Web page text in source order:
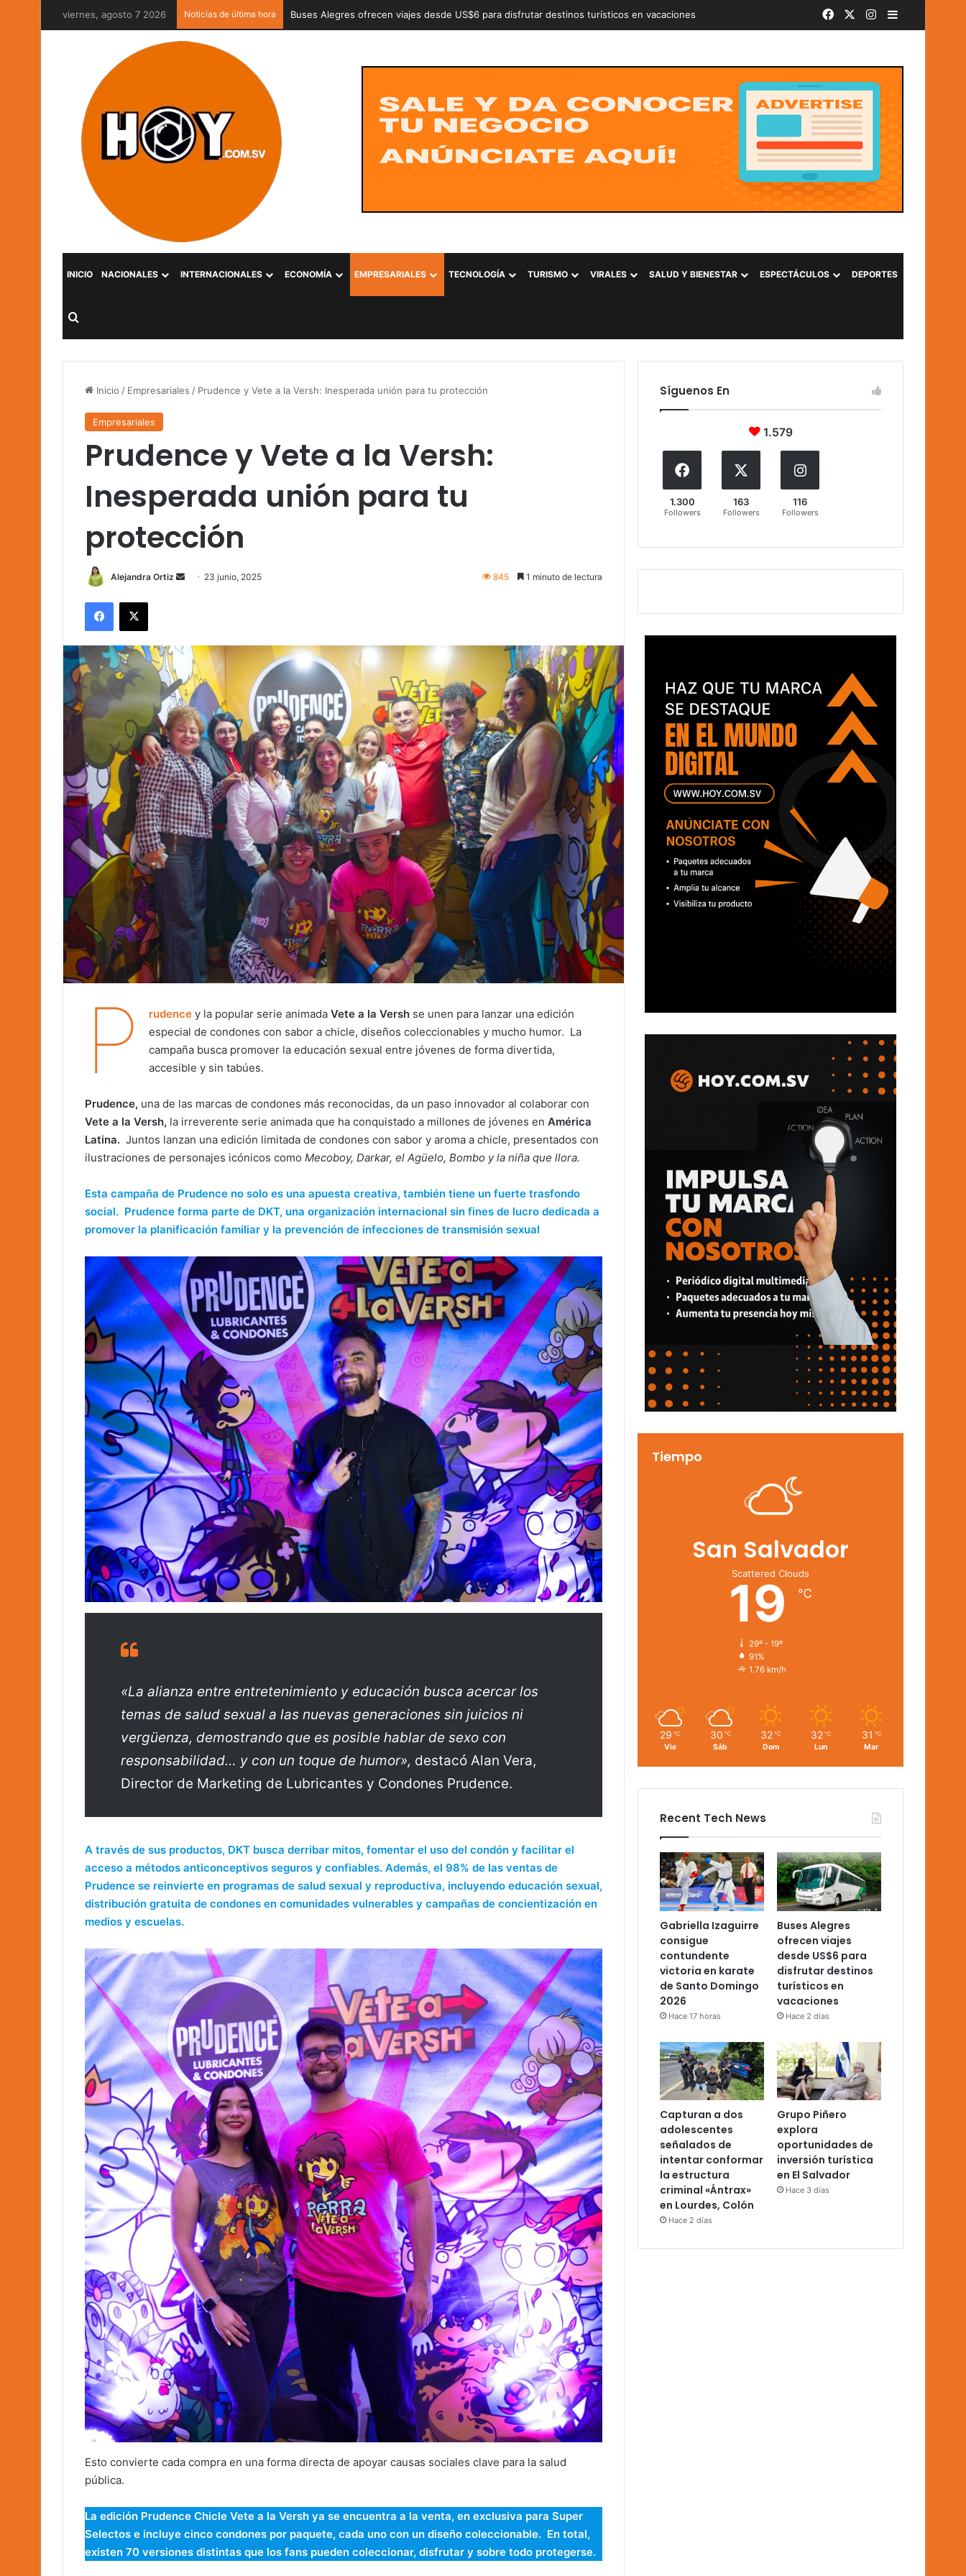
viernes, agosto 7 2026 Noticias de última hora Capturan a dos adolescentes señalados de intentar conformar la estructura criminal «Ántrax» en Lourdes, Colón FacebookInstagram
Barra lateral
INICIO NACIONALES INTERNACIONALES ECONOMÍA EMPRESARIALES TECNOLOGÍA TURISMO VIRALES SALUD Y BIENESTAR ESPECTÁCULOS DEPORTES
Buscar por
Inicio / Empresariales / Prudence y Vete a la Versh: Inesperada unión para tu protección
Empresariales
Prudence y Vete a la Versh:
Inesperada unión para tu
protección
Alejandra Ortiz
Send 23 junio, 2025 845 1 minuto de lectura
Facebook
X
P rudencey la popular serie animada Vete a la Vershse unen para lanzar una edición
especial de condones con sabor a chicle, diseños coleccionables y mucho humor. La
campaña busca promover la educación sexual entre jóvenes de forma divertida,
accesible y sin tabúes.
Prudence, una de las marcas de condones más reconocidas, da un paso innovador al colaborar con
Vete a la Versh, la irreverente serie animada que ha conquistado a millones de jóvenes en América
Latina. Juntos lanzan una edición limitada de condones con sabor y aroma a chicle, presentados con
ilustraciones de personajes icónicos como Mecoboy, Darkar, el Agüelo, Bombo y la niña que llora.
Esta campaña de Prudence no solo es una apuesta creativa, también tiene un fuerte trasfondo
social. Prudence forma parte de DKT, una organización internacional sin fines de lucro dedicada a
promover la planificación familiar y la prevención de infecciones de transmisión sexual
«La alianza entre entretenimiento y educación busca acercar los
temas de salud sexual a las nuevas generaciones sin juicios ni
vergüenza, demostrando que es posible hablar de sexo con
responsabilidad… y con un toque de humor», destacó Alan Vera,
Director de Marketing de Lubricantes y Condones Prudence.
A través de sus productos, DKT busca derribar mitos, fomentar el uso del condón y facilitar el
acceso a métodos anticonceptivos seguros y confiables. Además, el 98% de las ventas de
Prudence se reinvierte en programas de salud sexual y reproductiva, incluyendo educación sexual,
distribución gratuita de condones en comunidades vulnerables y campañas de concientización en
medios y escuelas.
Esto convierte cada compra en una forma directa de apoyar causas sociales clave para la salud
pública.
La edición Prudence Chicle Vete a la Versh ya se encuentra a la venta, en exclusiva para Super
Selectos e incluye cinco condones por paquete, cada uno con un diseño coleccionable. En total,
existen 70 versiones distintas que los fans pueden coleccionar, disfrutar y sobre todo protegerse.
Síguenos En
1.579
1.300
Followers
163
Followers
116
Followers
Tiempo
San Salvador
Scattered Clouds
19 ℃
29º - 19º
91%
1.76 km/h
29 ℃
Vie
30 ℃
Sáb
32 ℃
Dom
32 ℃
Lun
31 ℃
Mar
Recent Tech News
Gabriella Izaguirre
consigue
contundente
victoria en karate
de Santo Domingo
2026
Hace 17 horas
Buses Alegres
ofrecen viajes
desde US$6 para
disfrutar destinos
turísticos en
vacaciones
Hace 2 días
Capturan a dos
adolescentes
señalados de
intentar conformar
la estructura
criminal «Ántrax»
en Lourdes, Colón
Hace 2 días
Grupo Piñero
explora
oportunidades de
inversión turística
en El Salvador
Hace 3 días